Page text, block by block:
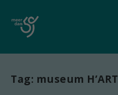
Tag: museum H’ART